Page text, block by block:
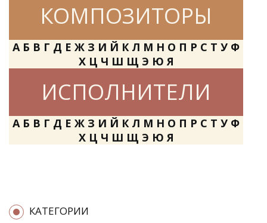
КОМПОЗИТОРЫ
А Б В Г Д Е Ж З И Й К Л М Н О П Р С Т У Ф
Х Ц Ч Ш Щ Э Ю Я
ИСПОЛНИТЕЛИ
А Б В Г Д Е Ж З И Й К Л М Н О П Р С Т У Ф
Х Ц Ч Ш Щ Э Ю Я
КАТЕГОРИИ